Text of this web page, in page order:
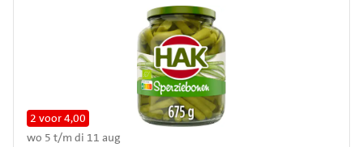
2 voor 4,00
wo 5 t/m di 11 aug